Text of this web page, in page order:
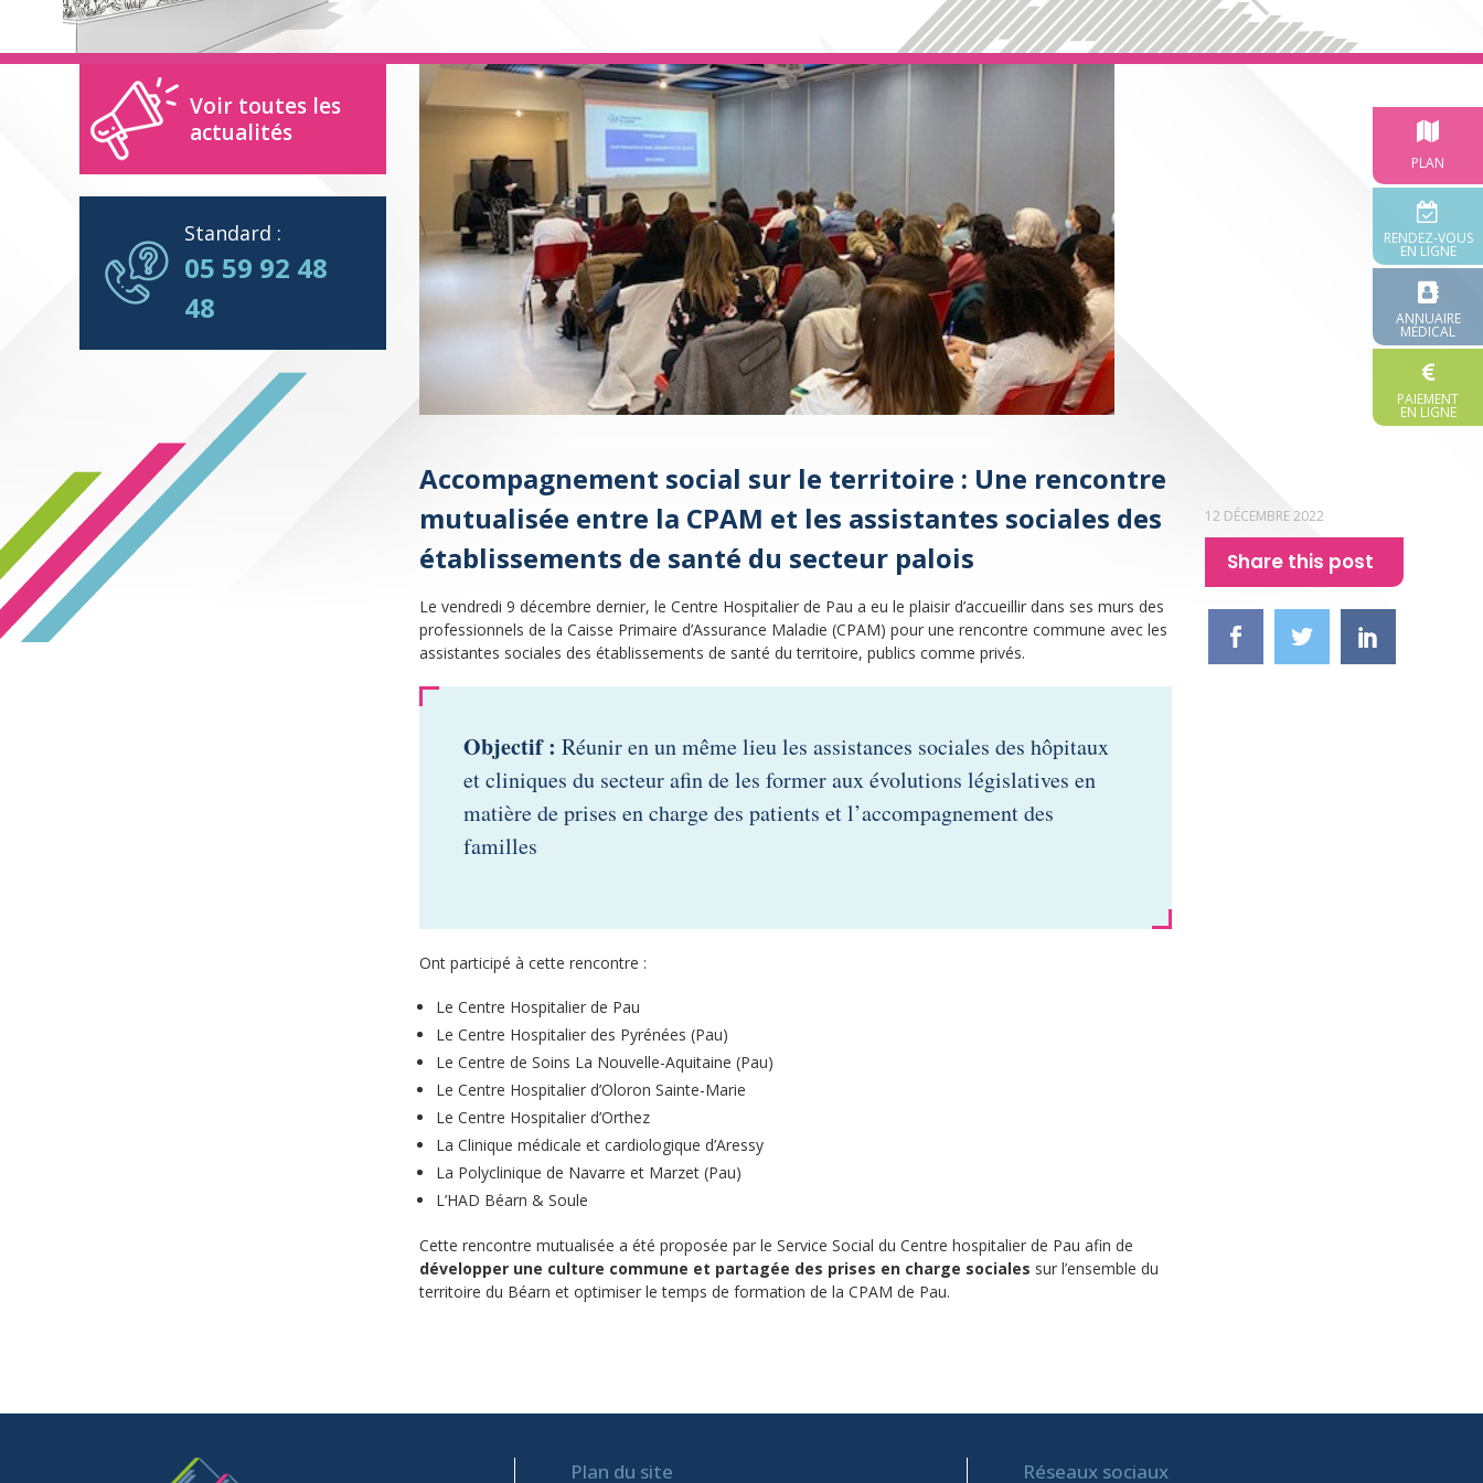
Accompagnement social sur le territoire : Une rencontre
mutualisée entre la CPAM et les assistantes sociales des
établissements de santé du secteur palois
12 DÉCEMBRE 2022
Share this post
Le vendredi 9 décembre dernier, le Centre Hospitalier de Pau a eu le plaisir d’accueillir dans ses murs des
professionnels de la Caisse Primaire d’Assurance Maladie (CPAM) pour une rencontre commune avec les
assistantes sociales des établissements de santé du territoire, publics comme privés.
Objectif : Réunir en un même lieu les assistances sociales des hôpitaux
et cliniques du secteur afin de les former aux évolutions législatives en
matière de prises en charge des patients et l’accompagnement des
familles
Ont participé à cette rencontre :
Le Centre Hospitalier de Pau
Le Centre Hospitalier des Pyrénées (Pau)
Le Centre de Soins La Nouvelle-Aquitaine (Pau)
Le Centre Hospitalier d’Oloron Sainte-Marie
Le Centre Hospitalier d’Orthez
La Clinique médicale et cardiologique d’Aressy
La Polyclinique de Navarre et Marzet (Pau)
L’HAD Béarn & Soule
Cette rencontre mutualisée a été proposée par le Service Social du Centre hospitalier de Pau afin de
développer une culture commune et partagée des prises en charge sociales sur l’ensemble du
territoire du Béarn et optimiser le temps de formation de la CPAM de Pau.
Voir toutes les
actualités
Standard :
05 59 92 48
48
Plan du site Réseaux sociaux
PLAN
RENDEZ-VOUS
EN LIGNE
ANNUAIRE
MÉDICAL
PAIEMENT
EN LIGNE